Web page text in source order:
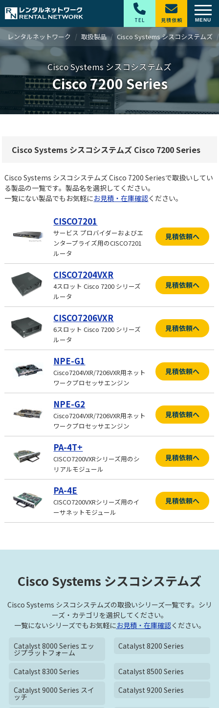
レンタルネットワーク 取扱製品 Cisco Systems シスコシステムズ
Cisco Systems シスコシステムズ
Cisco 7200 Series
Cisco Systems シスコシステムズ Cisco 7200 Series
Cisco Systems シスコシステムズ Cisco 7200 Seriesで取扱いしてい
る製品の一覧です。製品名を選択してください。
一覧にない製品でもお気軽にお見積・在庫確認ください。
CISCO7201
サービス プロバイダーおよびエ
ンタープライズ用のCISCO7201
ルータ
見積依頼へ
CISCO7204VXR
4スロット Cisco 7200 シリーズ
ルータ
見積依頼へ
CISCO7206VXR
6スロット Cisco 7200 シリーズ
ルータ
見積依頼へ
NPE-G1
Cisco7204VXR/7206VXR用ネット
ワークプロセッサエンジン
見積依頼へ
NPE-G2
Cisco7204VXR/7206VXR用ネット
ワークプロセッサエンジン
見積依頼へ
PA-4T+
CISCO7200VXRシリーズ用のシ
リアルモジュール
見積依頼へ
PA-4E
CISCO7200VXRシリーズ用のイ
ーサネットモジュール
見積依頼へ
Cisco Systems シスコシステムズ
Cisco Systems シスコシステムズの取扱いシリーズ一覧です。シリ
ーズ・カテゴリを選択してください。
一覧にないシリーズでもお気軽にお見積・在庫確認ください。
Catalyst 8000 Series エッ
ジプラットフォーム
Catalyst 8200 Series
Catalyst 8300 Series
Catalyst 8500 Series
Catalyst 9000 Series スイ
ッチ
Catalyst 9200 Series
TEL 見積依頼